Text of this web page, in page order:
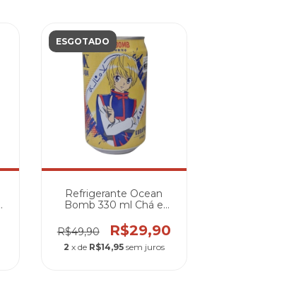
ESGOTADO
Refrigerante Ocean
Bomb 330 ml Chá e
Kurapika
R$49,90 R$29,90
2 x de R$14,95 sem juros